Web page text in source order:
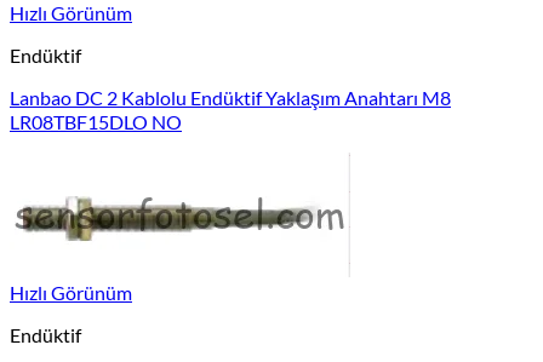
Hızlı Görünüm
Endüktif
Lanbao DC 2 Kablolu Endüktif Yaklaşım Anahtarı M8
LR08TBF15DLO NO
Hızlı Görünüm
Endüktif